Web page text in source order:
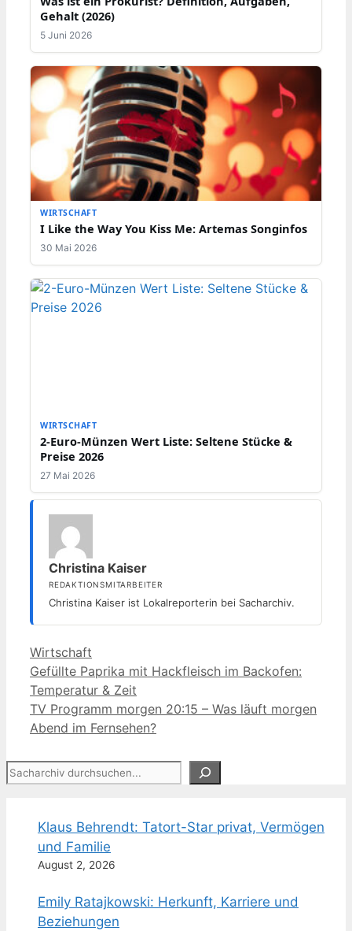
Gehalt (2026)
5 Juni 2026
WIRTSCHAFT
I Like the Way You Kiss Me: Artemas Songinfos
30 Mai 2026
WIRTSCHAFT
2-Euro-Münzen Wert Liste: Seltene Stücke &
Preise 2026
27 Mai 2026
Christina Kaiser
REDAKTIONSMITARBEITER
Christina Kaiser ist Lokalreporterin bei Sacharchiv.
Kategorien
Wirtschaft
Gefüllte Paprika mit Hackfleisch im Backofen:
Temperatur & Zeit
TV Programm morgen 20:15 – Was läuft morgen
Abend im Fernsehen?
Suchen
Klaus Behrendt: Tatort-Star privat, Vermögen
und Familie
August 2, 2026
Emily Ratajkowski: Herkunft, Karriere und
Beziehungen